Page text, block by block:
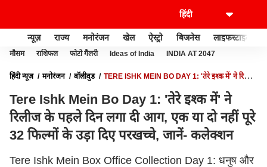
न्यूज़ राज्य मनोरंजन खेल ऐस्ट्रो बिजनेस लाइफस्टाइल
मौसम राशिफल फोटो गैलरी Ideas of India INDIA AT 2047
हिंदी न्यूज़ मनोरंजन बॉलीवुड
TERE ISHK MEIN BO DAY 1: 'तेरे इश्क में' ने रिलीज
Tere Ishk Mein Bo Day 1: 'तेरे इश्क में' ने
रिलीज के पहले दिन लगा दी आग, एक या दो नहीं पूरे
32 फिल्मों के उड़ा दिए परखच्चे, जानें- कलेक्शन
Tere Ishk Mein Box Office Collection Day 1: धनुष और